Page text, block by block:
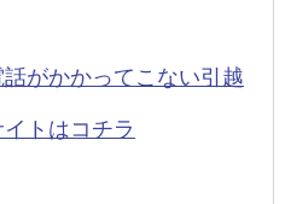
がかかってこない引越
トはコチラ